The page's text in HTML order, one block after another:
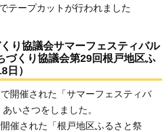
テープカットが行われました
り協議会サマーフェスティバル
づくり協議会第29回根戸地区ふ
日）
開催された「サマーフェスティバ
いさつをしました。
催された「根戸地区ふるさと祭